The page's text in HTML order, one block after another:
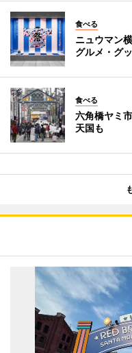
食べる
ニュウマン
グルメ・グ
食べる
六角橋ヤミ
天国も